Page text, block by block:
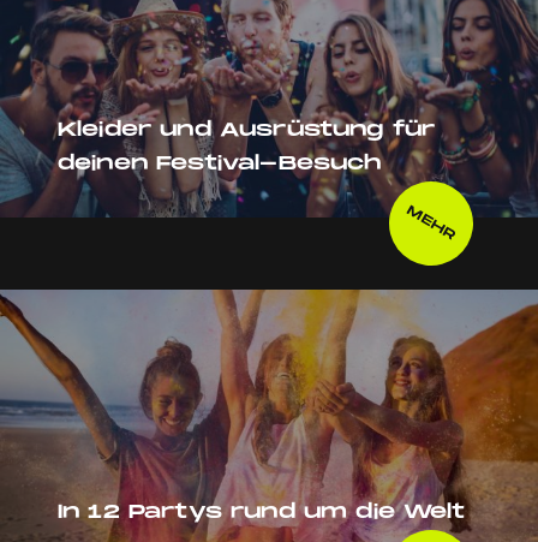
Kleider und Ausrüstung für
deinen Festival-Besuch
MEHR
In 12 Partys rund um die Welt